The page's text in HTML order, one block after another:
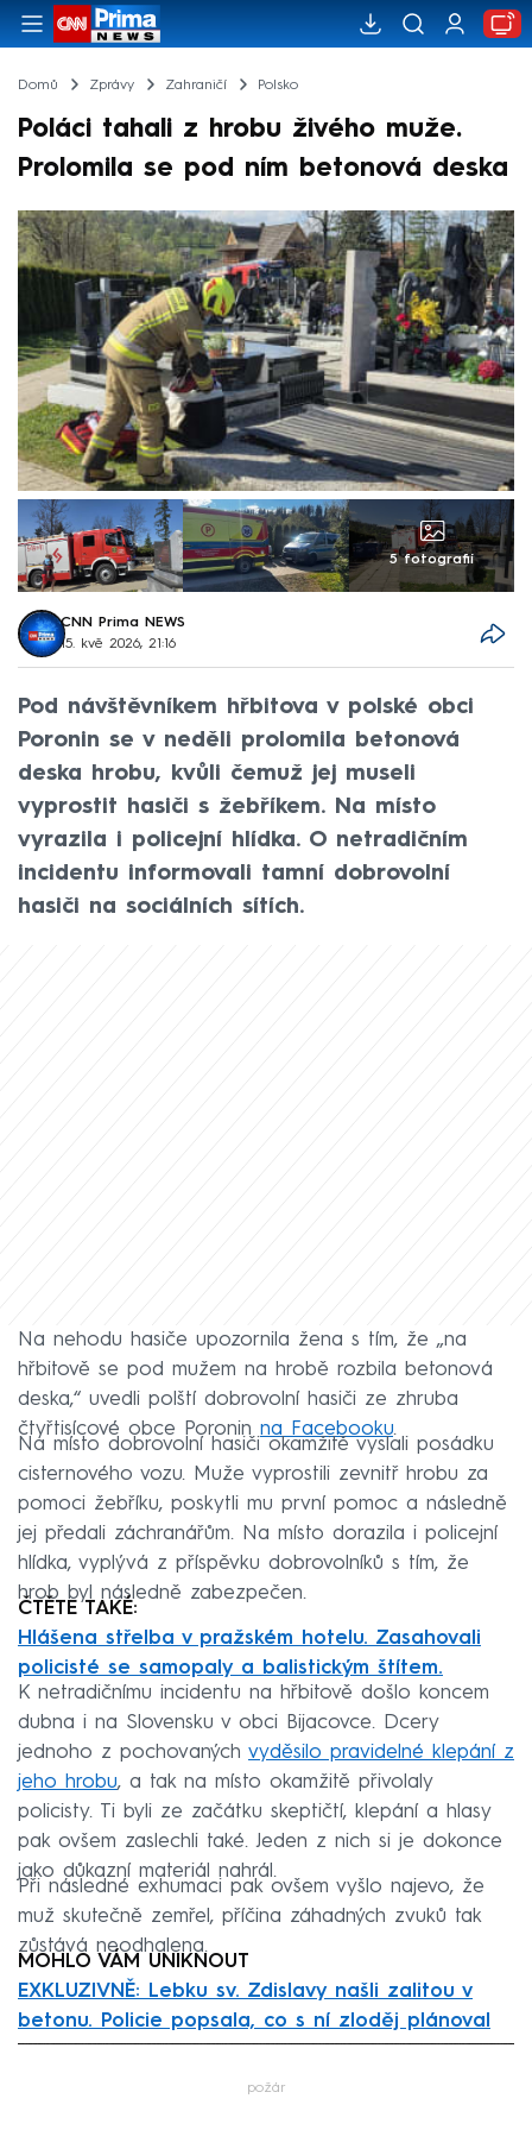
Domů Zprávy Zahraničí Polsko
Poláci tahali z hrobu živého muže.
Prolomila se pod ním betonová deska
5 fotografií
CNN Prima NEWS
15. kvě 2026, 21:16
Pod návštěvníkem hřbitova v polské obci
Poronin se v neděli prolomila betonová
deska hrobu, kvůli čemuž jej museli
vyprostit hasiči s žebříkem. Na místo
vyrazila i policejní hlídka. O netradičním
incidentu informovali tamní dobrovolní
hasiči na sociálních sítích.
Na nehodu hasiče upozornila žena s tím, že „na
hřbitově se pod mužem na hrobě rozbila betonová
deska,“ uvedli polští dobrovolní hasiči ze zhruba
čtyřtisícové obce Poronin na Facebooku.
Na místo dobrovolní hasiči okamžitě vyslali posádku
cisternového vozu. Muže vyprostili zevnitř hrobu za
pomoci žebříku, poskytli mu první pomoc a následně
jej předali záchranářům. Na místo dorazila i policejní
hlídka, vyplývá z příspěvku dobrovolníků s tím, že
hrob byl následně zabezpečen.
ČTĚTE TAKÉ:
Hlášena střelba v pražském hotelu. Zasahovali
policisté se samopaly a balistickým štítem.
K netradičnímu incidentu na hřbitově došlo koncem
dubna i na Slovensku v obci Bijacovce. Dcery
jednoho z pochovaných vyděsilo pravidelné klepání z
jeho hrobu, a tak na místo okamžitě přivolaly
policisty. Ti byli ze začátku skeptičtí, klepání a hlasy
pak ovšem zaslechli také. Jeden z nich si je dokonce
jako důkazní materiál nahrál.
Při následné exhumaci pak ovšem vyšlo najevo, že
muž skutečně zemřel, příčina záhadných zvuků tak
zůstává neodhalena.
MOHLO VÁM UNIKNOUT
EXKLUZIVNĚ: Lebku sv. Zdislavy našli zalitou v
betonu. Policie popsala, co s ní zloděj plánoval
požár